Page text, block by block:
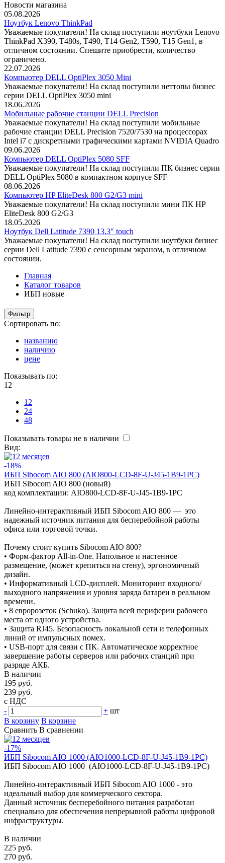
Новости магазина
05.08.2026
Ноутбук Lenovo ThinkPad
Уважаемые покупатели! На склад поступили ноутбуки Lenovo
ThinkPad X390, T480s, T490, T14 Gen2, T590, T15 Gen1, в
отличном состоянии. Спешите приобрести, количество
ограничено.
22.07.2026
Компьютер DELL OptiPlex 3050 Mini
Уважаемые покупатели! На склад поступили неттопы бизнес
серии DELL OptiPlex 3050 mini
18.06.2026
Мобильные рабочие станции DELL Precision
Уважаемые покупатели! На склад поступили мобильные
рабочие станции DELL Precision 7520/7530 на процессорах
Intel i7 с дискретными графическими картами NVIDIA Quadro
09.06.2026
Компьютер DELL OptiPlex 5080 SFF
Уважаемые покупатели! На склад поступили ПК бизнес серии
DELL OptiPlex 5080 в компактном корпусе SFF
08.06.2026
Компьютер HP EliteDesk 800 G2/G3 mini
Уважаемые покупатели! На склад поступили мини ПК HP
EliteDesk 800 G2/G3
18.05.2026
Ноутбук Dell Latitude 7390 13.3" touch
Уважаемые покупатели! На склад поступили ноутбуки бизнес
серии Dell Latitude 7390 с сенсорным экраном, в отличном
состоянии.
Главная
Каталог товаров
ИБП новые
Фильтр
Сортировать по:
названию
наличию
цене
Показывать по:
12
12
24
48
Показывать товары не в наличии
Вид:
-18%
ИБП Sibocom AIO 800 (AIO800-LCD-8F-U-J45-1B9-1PC)
ИБП Sibocom AIO 800 (новый)
код комплектации: AIO800-LCD-8F-U-J45-1B9-1PC
Линейно-интерактивный ИБП Sibocom AIO 800 — это
надежный источник питания для бесперебойной работы
офиса или торговой точки.
Почему стоит купить Sibocom AIO 800?
• Форм-фактор All-in-One. Напольное и настенное
размещение, (может крепиться на стену), эргономичный
дизайн.
• Информативный LCD-дисплей. Мониторинг входного/
выходного напряжения и уровня заряда батареи в реальном
времени.
• 8 евророзеток (Schuko). Защита всей периферии рабочего
места от одного устройства.
• Защита RJ45. Безопасность локальной сети и телефонных
линий от импульсных помех.
• USB-порт для связи с ПК. Автоматическое корректное
завершение работы серверов или рабочих станций при
разряде АКБ.
В наличии
195 руб.
239 руб.
с НДС
-
+ шт
В корзину В корзине
Сравнить В сравнении
-17%
ИБП Sibocom AIO 1000 (AIO1000-LCD-8F-U-J45-1B9-1PC)
ИБП Sibocom AIO 1000 (AIO1000-LCD-8F-U-J45-1B9-1PC)
Линейно-интерактивный ИБП Sibocom AIO 1000 - это
идеальный выбор для коммерческого сектора.
Данный источник бесперебойного питания разработан
специально для обеспечения непрерывной работы цифровой
инфраструктуры.
В наличии
225 руб.
270 руб.